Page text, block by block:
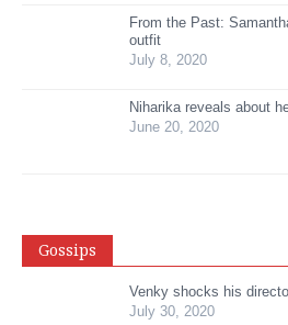
From the Past:
outfit
July 8, 2020
Niharika reveals about
June 20, 2020
Gossips
Venky shocks his
July 30, 2020